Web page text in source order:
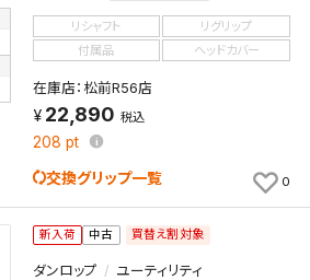
リシャフト
リグリップ
付属品
ヘッドカバー
在庫店：松前R56店
22,890 税込
208 pt
交換グリップ一覧 0
新入荷 中古 買替え割対象
ダンロップ ユーティリティ